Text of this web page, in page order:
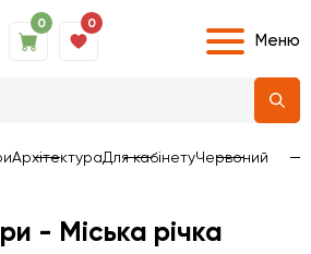
0 0
Меню
АрхітектураДля кабінетуЧервоний
- Міська річка